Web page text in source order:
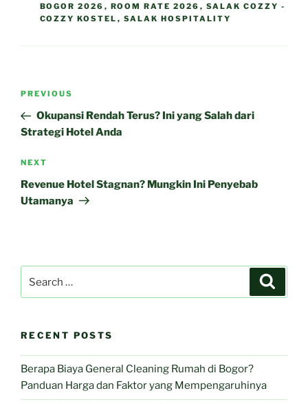
BOGOR 2026 , ROOM RATE 2026 , SALAK COZZY -
COZZY KOSTEL , SALAK HOSPITALITY
Post
Previous
Post
PREVIOUS
Okupansi Rendah Terus? Ini yang Salah dari
Strategi Hotel Anda
Next
Post
NEXT
Revenue Hotel Stagnan? Mungkin Ini Penyebab
Utamanya
for:
RECENT POSTS
Berapa Biaya General Cleaning Rumah di Bogor?
Panduan Harga dan Faktor yang Mempengaruhinya